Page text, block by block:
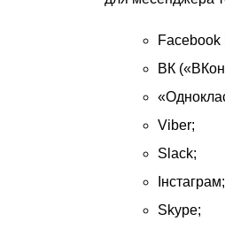
Facebook
ВК
Viber;
Slack;
Інстаграм;
Skype;